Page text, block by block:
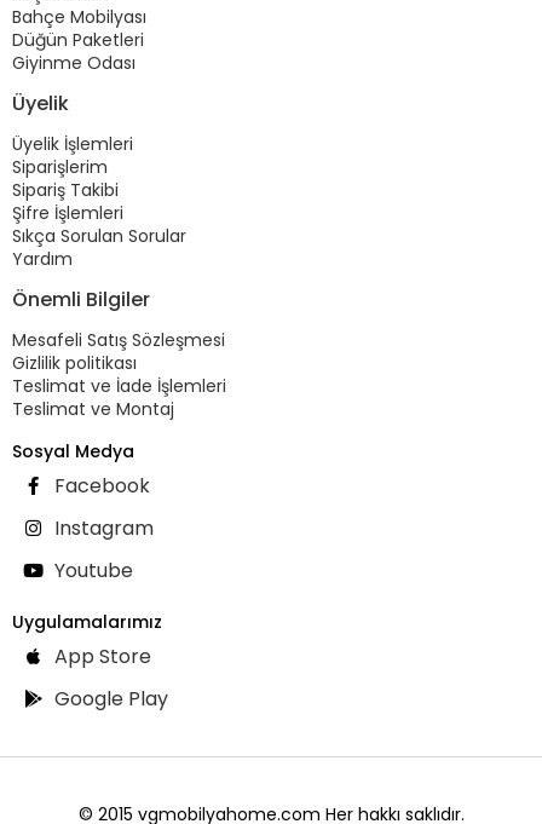
Bahçe Mobilyası
Düğün Paketleri
Giyinme Odası
Üyelik
Üyelik İşlemleri
Siparişlerim
Sipariş Takibi
Şifre İşlemleri
Sıkça Sorulan Sorular
Yardım
Önemli Bilgiler
Mesafeli Satış Sözleşmesi
Gizlilik politikası
Teslimat ve İade İşlemleri
Teslimat ve Montaj
Sosyal Medya
Facebook
Instagram
Youtube
Uygulamalarımız
App Store
Google Play
© 2015 vgmobilyahome.com Her hakkı saklıdır.